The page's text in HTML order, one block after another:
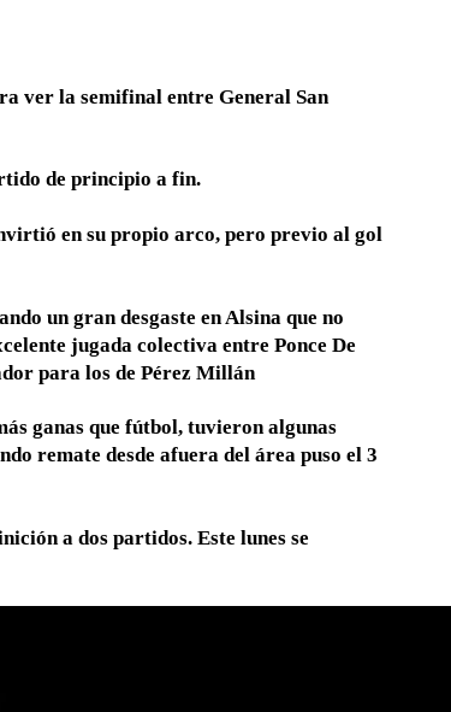
ver la semifinal entre General San
de principio a fin.
en su propio arco, pero previo al gol
un gran desgaste en Alsina que no
jugada colectiva entre Ponce De
para los de Pérez Millán
ganas que fútbol, tuvieron algunas
remate desde afuera del área puso el 3
a dos partidos. Este lunes se